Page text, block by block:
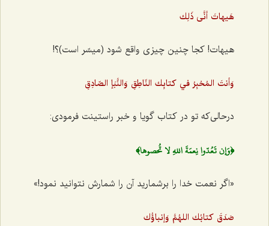
هَيهاتَ أنَّى ذَلِك
هیهات! کجا چنین چیزی واقع شود (میسّر است)؟!
وَأنتَ المُخبِرُ في كتابِك النّاطِقِ وَالنَّبَإ الصّادِقِ‌
درحالی‌که تو در کتاب گویا و خبر راستینت فرمودی:
﴿وَإن تَعُدّوا نِعمَةَ اللهِ لا تُحصوها﴾
«اگر نعمت خدا را برشمارید آن ‌را شمارش نتوانید نمود!»
صَدَقَ كتابُك اللهُمَّ وَإنباؤُك